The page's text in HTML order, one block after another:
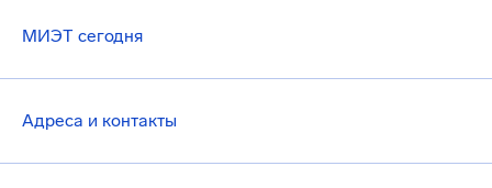
МИЭТ сегодня
Адреса и контакты